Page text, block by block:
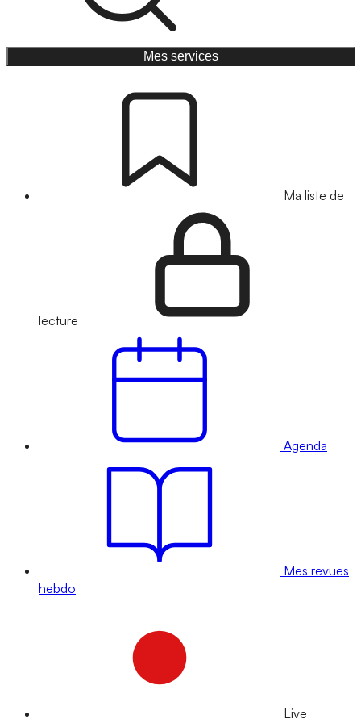
Mes services
Ma liste de
lecture
Agenda
Mes revues
hebdo
Live